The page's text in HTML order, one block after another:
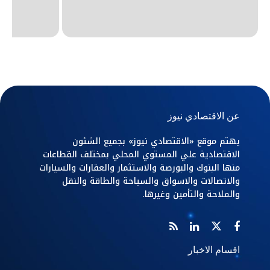
عن الاقتصادي نيوز
يهتم موقع «الاقتصادي نيوز» بجميع الشئون
الاقتصادية علي المستوي المحلي بمختلف القطاعات
منها البنوك والبورصة والاستثمار والعقارات والسيارات
والاتصالات والاسواق والسياحة والطاقة والنقل
والملاحة والتأمين وغيرها.
اقسام الاخبار